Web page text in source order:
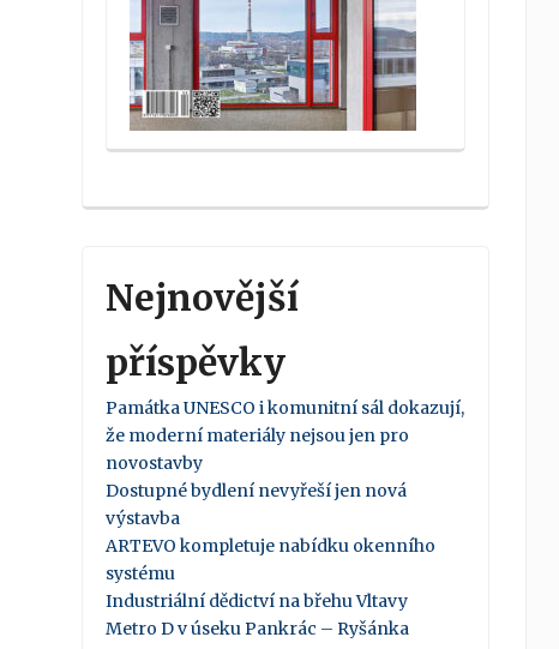
Nejnovější
příspěvky
Památka UNESCO i komunitní sál dokazují,
že moderní materiály nejsou jen pro
novostavby
Dostupné bydlení nevyřeší jen nová
výstavba
ARTEVO kompletuje nabídku okenního
systému
Industriální dědictví na břehu Vltavy
Metro D v úseku Pankrác – Ryšánka